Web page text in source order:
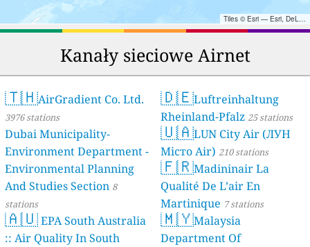
Tiles © Esri — Esri, DeLorme, NAVTEQ, TomTom, Intermap, iPC, USGS, FAO, NPS, NRCAN, GeoBase, Kadaster NL, Ordnance Survey, Esri Japan, METI, Esri China (Hong Kong), and the GIS User Community
Kanały sieciowe Airnet
🇹🇭AirGradient Co. Ltd.
3976 stations
Dubai Municipality-
Environment Department -
Environmental Planning
And Studies Section 8
stations
🇦🇺EPA South Australia
:: Air Quality In South
🇩🇪Luftreinhaltung
Rheinland-Pfalz 25 stations
🇺🇦LUN City Air (ЛУН
Місто Air) 210 stations
🇫🇷Madininair La
Qualité De L’air En
Martinique 7 stations
🇲🇾Malaysia
Department Of